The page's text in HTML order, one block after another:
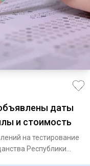
даты
и стоимость
на тестирование
Республики